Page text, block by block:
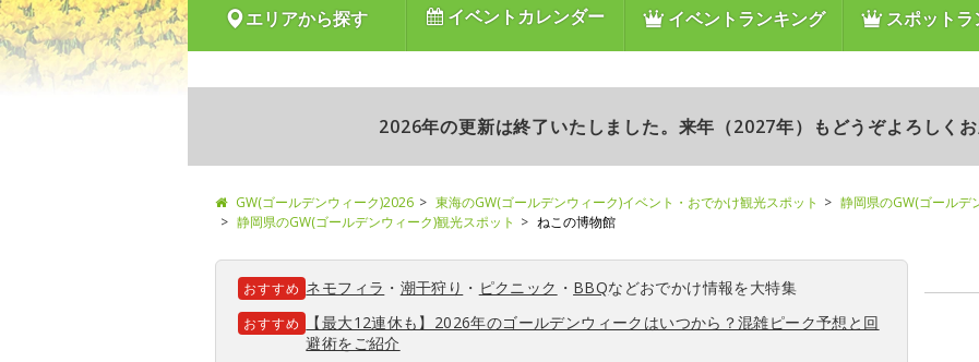
エリアから探す イベントカレンダー イベントランキング スポットラ
2026年の更新は終了いたしました。来年（2027年）もどうぞよろしくお
GW(ゴールデンウィーク)2026 東海のGW(ゴールデンウィーク)イベント・おでかけ観光スポット
静岡県のGW(ゴールデ
静岡県のGW(ゴールデンウィーク)観光スポット
ねこの博物館
おすすめ ネモフィラ ・ 潮干狩り ・ ピクニック ・ BBQなどおでかけ情報を大特集
おすすめ
【最大12連休も】2026年のゴールデンウィークはいつから？混雑ピーク予想と回
避術をご紹介